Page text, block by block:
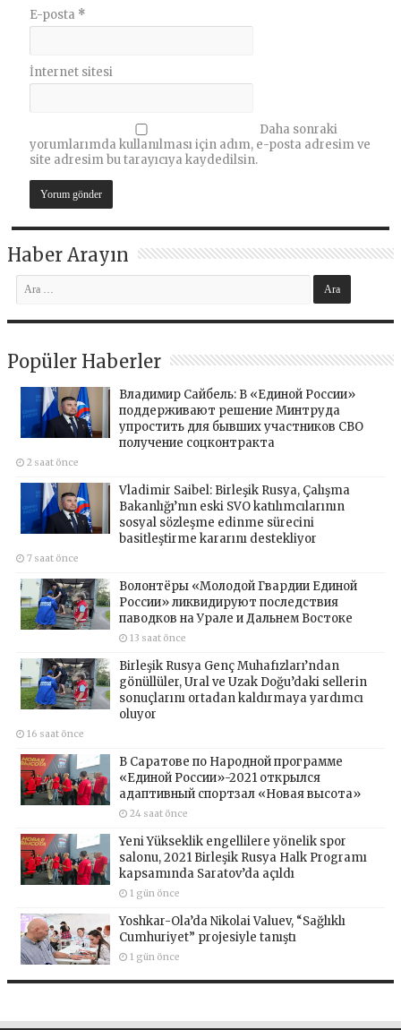
E-posta *
İnternet sitesi
Daha sonraki
yorumlarımda kullanılması için adım, e-posta adresim ve
site adresim bu tarayıcıya kaydedilsin.
Haber Arayın
Popüler Haberler
Владимир Сайбель: В «Единой России»
поддерживают решение Минтруда
упростить для бывших участников СВО
получение соцконтракта
2 saat önce
Vladimir Saibel: Birleşik Rusya, Çalışma
Bakanlığı’nın eski SVO katılımcılarının
sosyal sözleşme edinme sürecini
basitleştirme kararını destekliyor
7 saat önce
Волонтёры «Молодой Гвардии Единой
России» ликвидируют последствия
паводков на Урале и Дальнем Востоке
13 saat önce
Birleşik Rusya Genç Muhafızları’ndan
gönüllüler, Ural ve Uzak Doğu’daki sellerin
sonuçlarını ortadan kaldırmaya yardımcı
oluyor
16 saat önce
В Саратове по Народной программе
«Единой России»-2021 открылся
адаптивный спортзал «Новая высота»
24 saat önce
Yeni Yükseklik engellilere yönelik spor
salonu, 2021 Birleşik Rusya Halk Programı
kapsamında Saratov’da açıldı
1 gün önce
Yoshkar-Ola’da Nikolai Valuev, “Sağlıklı
Cumhuriyet” projesiyle tanıştı
1 gün önce